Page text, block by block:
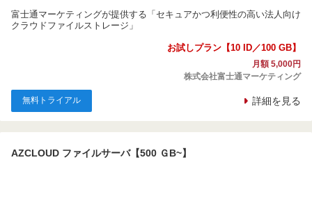
富士通マーケティングが提供する「セキュアかつ利便性の高い法人向け
クラウドファイルストレージ」
お試しプラン【10 ID／100 GB】
月額 5,000円
株式会社富士通マーケティング
無料トライアル 詳細を見る
AZCLOUD ファイルサーバ【500 ＧB~】